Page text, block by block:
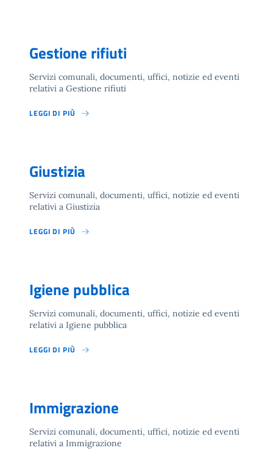
Gestione rifiuti
Servizi comunali, documenti, uffici, notizie ed eventi
relativi a Gestione rifiuti
LEGGI DI PIÙ
Giustizia
Servizi comunali, documenti, uffici, notizie ed eventi
relativi a Giustizia
LEGGI DI PIÙ
Igiene pubblica
Servizi comunali, documenti, uffici, notizie ed eventi
relativi a Igiene pubblica
LEGGI DI PIÙ
Immigrazione
Servizi comunali, documenti, uffici, notizie ed eventi
relativi a Immigrazione